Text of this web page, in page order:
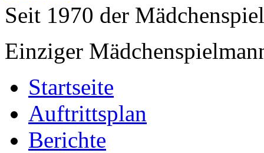
Seit 1970 der
Einziger
Startseite
Auftrittsplan
Berichte